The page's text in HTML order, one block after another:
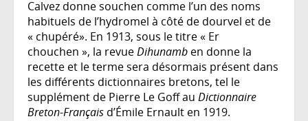
Calvez donne souchen comme l’un des noms
habituels de l’hydromel à côté de dourvel et de
« chupéré». En 1913, sous le titre « Er
chouchen », la revueDihunamb en donne la
recette et le terme sera désormais présent dans
les différents dictionnaires bretons, tel le
supplément de Pierre Le Goff au Dictionnaire
Breton-Français d’Émile Ernault en 1919.